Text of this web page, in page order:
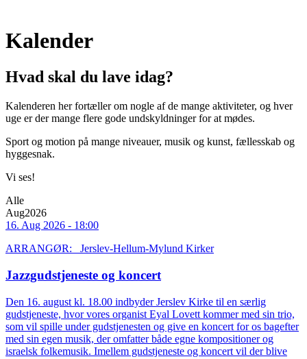
Kalender
Hvad skal du lave idag?
Kalenderen her fortæller om nogle af de mange aktiviteter, og hver
uge er der mange flere gode undskyldninger for at mødes.
Sport og motion på mange niveauer, musik og kunst, fællesskab og
hyggesnak.
Vi ses!
Alle
Aug2026
16. Aug 2026 - 18:00
ARRANGØR: Jerslev-Hellum-Mylund Kirker
Jazzgudstjeneste og koncert
Den 16. august kl. 18.00 indbyder Jerslev Kirke til en særlig
gudstjeneste, hvor vores organist Eyal Lovett kommer med sin trio,
som vil spille under gudstjenesten og give en koncert for os bagefter
med sin egen musik, der omfatter både egne kompositioner og
israelsk folkemusik. Imellem gudstjeneste og koncert vil der blive